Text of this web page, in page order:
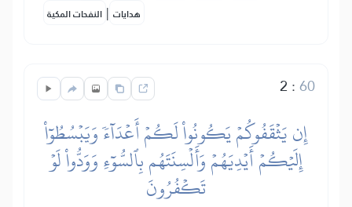
النفحات المكية | هدايات
2 :60
إِن يَثۡقَفُوكُمۡ يَكُونُواْ لَكُمۡ أَعۡدَآءٗ وَيَبۡسُطُوٓاْ
إِلَيۡكُمۡ أَيۡدِيَهُمۡ وَأَلۡسِنَتَهُم بِٱلسُّوٓءِ وَوَدُّواْ لَوۡ
تَكۡفُرُونَ